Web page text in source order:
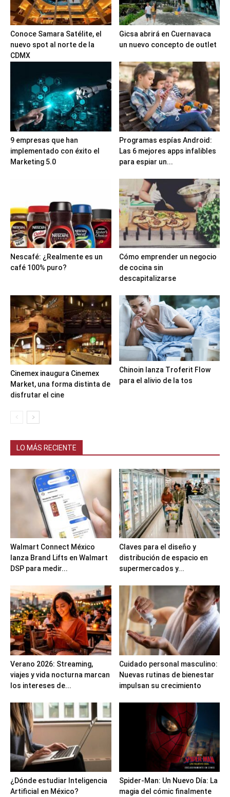
Conoce Samara Satélite, el
nuevo spot al norte de la
CDMX
Gicsa abrirá en Cuernavaca
un nuevo concepto de outlet
9 empresas que han
implementado con éxito el
Marketing 5.0
Programas espías Android:
Las 6 mejores apps infalibles
para espiar un...
Nescafé: ¿Realmente es un
café 100% puro?
Cómo emprender un negocio
de cocina sin
descapitalizarse
Cinemex inaugura Cinemex
Market, una forma distinta de
disfrutar el cine
Chinoin lanza Troferit Flow
para el alivio de la tos
LO MÁS RECIENTE
Walmart Connect México
lanza Brand Lifts en Walmart
DSP para medir...
Claves para el diseño y
distribución de espacio en
supermercados y...
Verano 2026: Streaming,
viajes y vida nocturna marcan
los intereses de...
Cuidado personal masculino:
Nuevas rutinas de bienestar
impulsan su crecimiento
¿Dónde estudiar Inteligencia
Artificial en México?
Spider-Man: Un Nuevo Día: La
magia del cómic finalmente